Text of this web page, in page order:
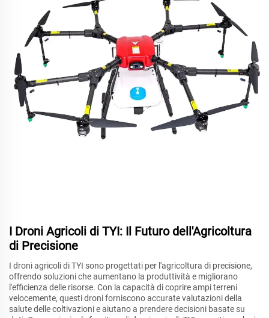
I Droni Agricoli di TYI: Il Futuro dell'Agricoltura
di Precisione
I droni agricoli di TYI sono progettati per l'agricoltura di precisione,
offrendo soluzioni che aumentano la produttività e migliorano
l'efficienza delle risorse. Con la capacità di coprire ampi terreni
velocemente, questi droni forniscono accurate valutazioni della
salute delle coltivazioni e aiutano a prendere decisioni basate su